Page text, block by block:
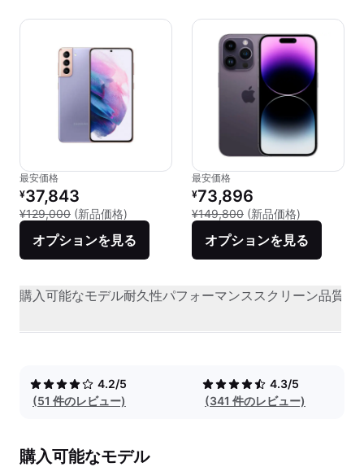
最安価格
リファービッシュ品の価格：
¥37,843
¥129,000 (新品価格) 新品との比較：¥129,000
オプションを見る
最安価格
リファービッシュ品の価格：
¥73,896
¥149,800 (新品価格)
オプションを見る
購入可能なモデル耐久性パフォーマンススクリーン品質
4.2/5
(51 件のレビュー)
4.3/5
(341 件のレビュー)
購入可能なモデル